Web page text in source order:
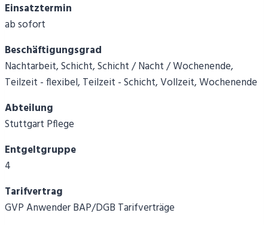
Einsatztermin
ab sofort
Beschäftigungsgrad
Nachtarbeit, Schicht, Schicht / Nacht / Wochenende,
Teilzeit - flexibel, Teilzeit - Schicht, Vollzeit, Wochenende
Abteilung
Stuttgart Pflege
Entgeltgruppe
4
Tarifvertrag
GVP Anwender BAP/DGB Tarifverträge